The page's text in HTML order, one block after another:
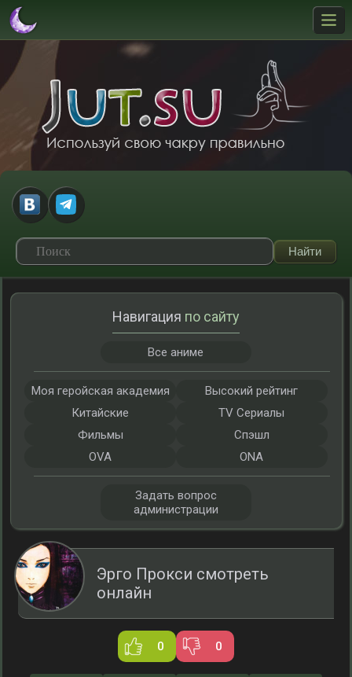
Эрго Прокси смотреть
онлайн
0 0
Навигация по сайту
Все аниме
Моя геройская академия
Высокий рейтинг
Китайские
TV Сериалы
Фильмы
Спэшл
OVA
ONA
Задать вопрос
администрации